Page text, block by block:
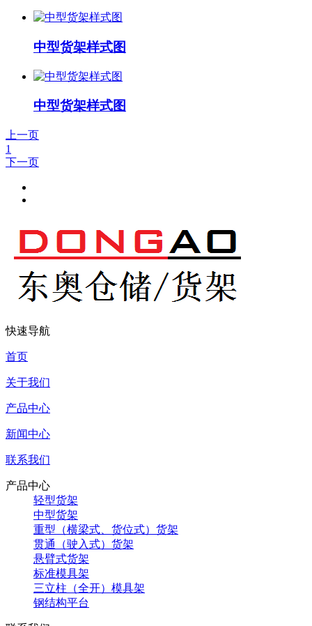
中型货架样式图
中型货架样式图
上一页
1
下一页
快速导航
首页
关于我们
产品中心
新闻中心
联系我们
产品中心
轻型货架
中型货架
重型（横梁式、货位式）货架
贯通（驶入式）货架
悬臂式货架
标准模具架
三立柱（全开）模具架
钢结构平台